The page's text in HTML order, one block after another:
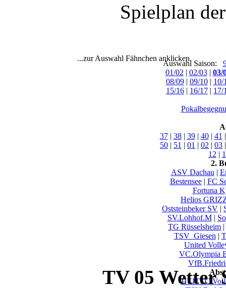
Spielplan
...zur Auswahl Fähnchen anklicken.
Auswahl Saison:
01/02 | 02/03| 03/
08/09| 09/10| 10/
15/16 | 16/17 | 17/
37| 38| 39| 40| 41
50 | 51 | 01 | 02 | 03
12 |
2.
ASV Dachau |
Bestensee| FC
Fortuna
Helios
Oststeinbeker SV |
SV.Lohhof.M|
TG Rüsselsheim |
TSV_Giesen |
United
VC.Olympia
HEITEC
TV 05 Wetter